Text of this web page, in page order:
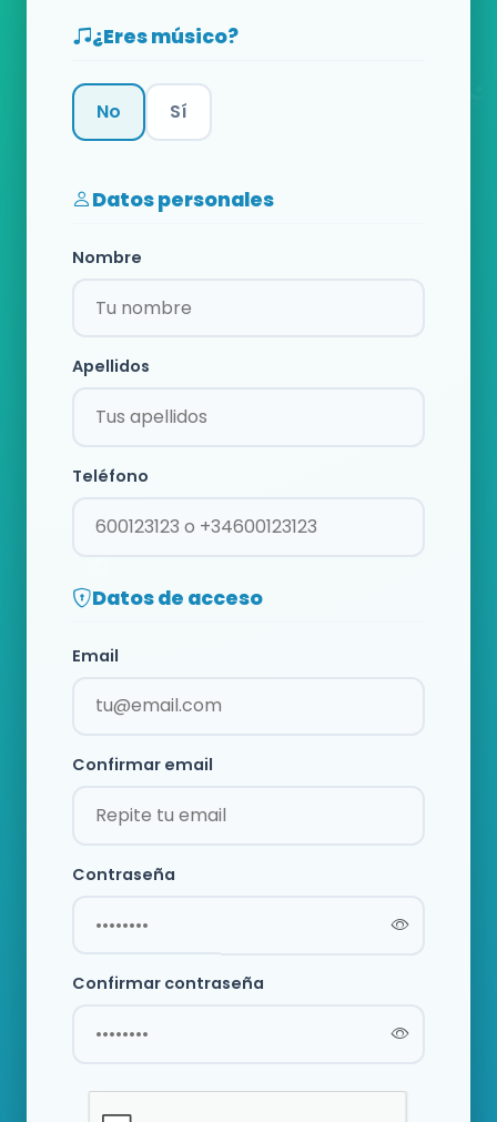
¿Eres músico?
No Sí
Datos personales
Nombre
Apellidos
Teléfono
Datos de acceso
Email
Confirmar email
Contraseña
Confirmar contraseña